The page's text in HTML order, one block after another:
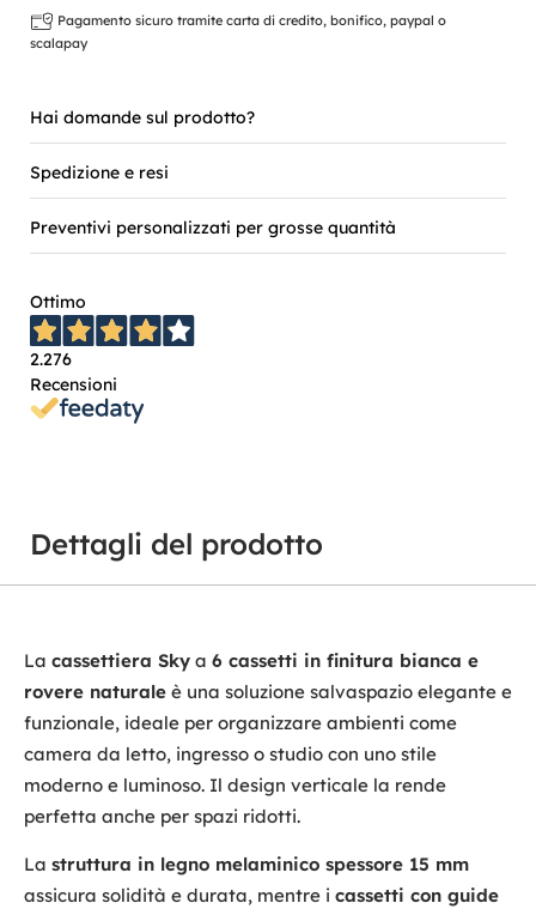
Pagamento sicuro tramite carta di credito, bonifico, paypal o
scalapay
Hai domande sul prodotto?
Spedizione e resi
Preventivi personalizzati per grosse quantità
Ottimo
2.276
Recensioni
Dettagli del prodotto
La cassettiera Sky a 6 cassetti in finitura bianca e
rovere naturale è una soluzione salvaspazio elegante e
funzionale, ideale per organizzare ambienti come
camera da letto, ingresso o studio con uno stile
moderno e luminoso. Il design verticale la rende
perfetta anche per spazi ridotti.
La struttura in legno melaminico spessore 15 mm
assicura solidità e durata, mentre i cassetti con guide